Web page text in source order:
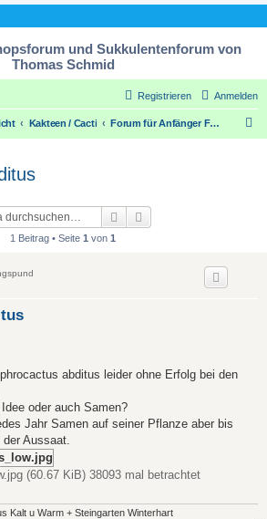
und Sukkulentenforum von
Thomas Schmid
Anmelden
Registrieren
Kakteen / Cacti Forum für Anfänger Forum for beginners
Suche
1 Beitrag • Seite 1 von 1
abditus leider ohne Erfolg bei den
oder auch Samen?
Jahr Samen auf seiner Pflanze aber bis
Aussaat.
(60.67 KiB) 38093 mal betrachtet
Kalt u Warm + Steingarten Winterhart